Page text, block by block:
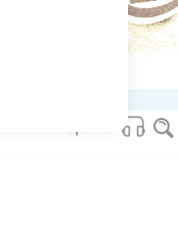
et rien que moi ! »
d'elle siffleront et